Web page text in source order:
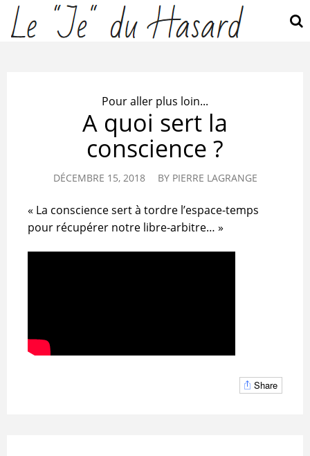
Pour aller plus loin...
A quoi sert la
conscience ?
DÉCEMBRE 15, 2018 BY PIERRE LAGRANGE
« La conscience sert à tordre l’espace-temps
pour récupérer notre libre-arbitre… »
Share